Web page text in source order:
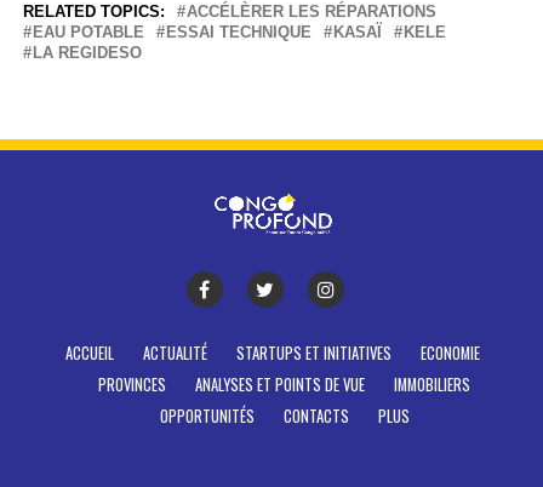
RELATED TOPICS:
ACCÉLÈRER LES RÉPARATIONS
EAU POTABLE
ESSAI TECHNIQUE KASAÏ
KELE
LA REGIDESO
ACCUEIL ACTUALITÉ STARTUPS ET INITIATIVES
ECONOMIE
PROVINCES
ANALYSES ET POINTS DE VUE
IMMOBILIERS
OPPORTUNITÉS
CONTACTS PLUS